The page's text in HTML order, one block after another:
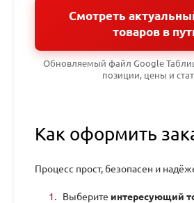
Смотреть
товаров в
Обновляемый файл Google
позиции, цены и
Как оформить
Процесс прост, безопасен и
Выберите интересующий